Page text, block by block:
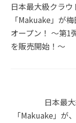
稿
ナ
ビ
日本最大級クラ
「Makuake」が
オープン！ 〜第1
を販売開始！〜
日本最
「Makuake」が